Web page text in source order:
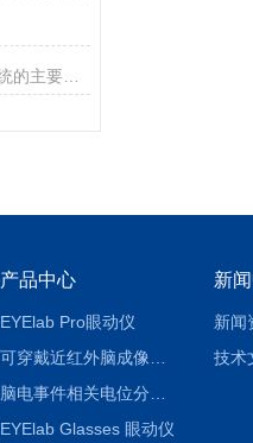
人机工效学数据测量分析系统的主要作用体现在哪些方面？
产品中心
EYElab Pro眼动仪
脑电事件相关电位分析系统（EEG/ERP）
EYElab Glasses 眼动仪
新
新闻
技术